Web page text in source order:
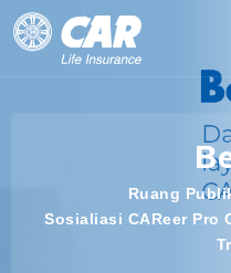
Ruang
Sosialiasi CAReer Pro